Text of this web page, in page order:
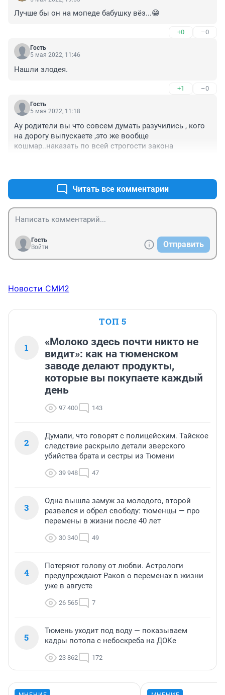
Лучше бы он на мопеде бабушку вёз...😁
+0 –0
Гость
5 мая 2022, 11:46
Нашли злодея.
+1 –0
Гость
5 мая 2022, 11:18
Ау родители вы что совсем думать разучились , кого
на дорогу выпускаете ,это же вообще
кошмар..наказать по всей строгости закона
Читать все комментарии
Гость
Войти
Отправить
Новости СМИ2
ТОП 5
1
«Молоко здесь почти никто не
видит»: как на тюменском
заводе делают продукты,
которые вы покупаете каждый
день
97 400 143
2
Думали, что говорят с полицейским. Тайское
следствие раскрыло детали зверского
убийства брата и сестры из Тюмени
39 948 47
3
Одна вышла замуж за молодого, второй
развелся и обрел свободу: тюменцы — про
перемены в жизни после 40 лет
30 340 49
4
Потеряют голову от любви. Астрологи
предупреждают Раков о переменах в жизни
уже в августе
26 565 7
5
Тюмень уходит под воду — показываем
кадры потопа с небоскреба на ДОКе
23 862 172